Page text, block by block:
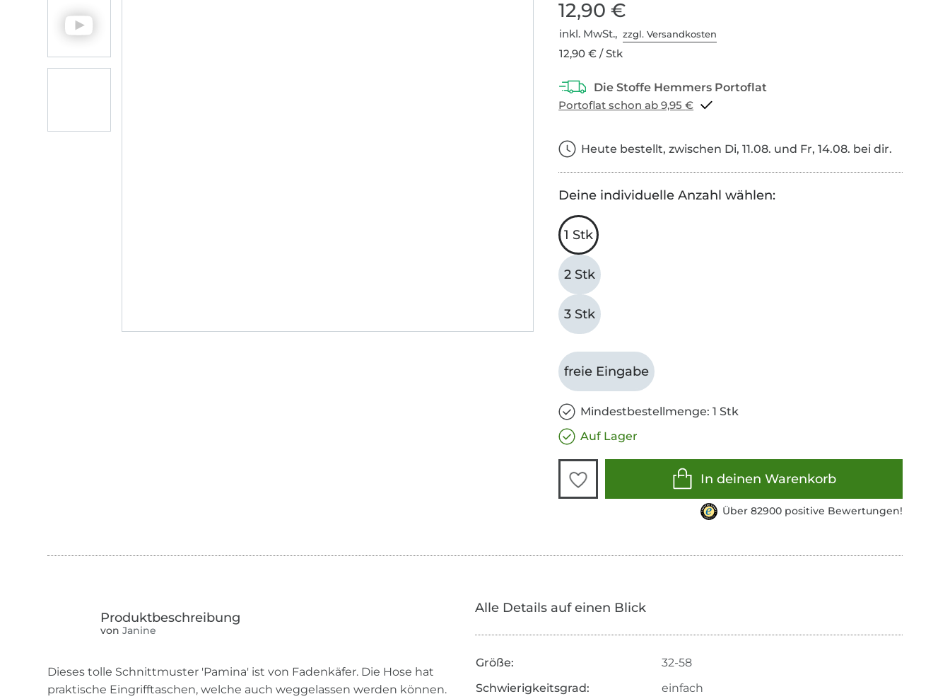
12,90 €
inkl. MwSt.,zzgl. Versandkosten
12,90 € / Stk
Portoflat schon ab 9,95 €
Heute bestellt, zwischen Di, 11.08. und Fr, 14.08. bei dir.
Deine individuelle Anzahl wählen:
1 Stk
2 Stk
3 Stk
freie Eingabe
Mindestbestellmenge: 1 Stk
Auf Lager
In deinen Warenkorb
Über 82900 positive Bewertungen!
von Janine
Dieses tolle Schnittmuster 'Pamina' ist von Fadenkäfer. Die Hose hat
praktische Eingrifftaschen, welche auch weggelassen werden können.
Alle Details auf einen Blick
Größe:
32-58
Schwierigkeitsgrad:
einfach